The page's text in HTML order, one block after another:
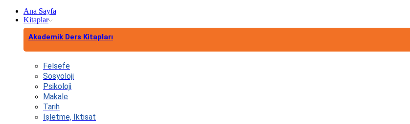
Ana Sayfa
Kitaplar
Akademik Ders Kitapları
Felsefe
Sosyoloji
Psikoloji
Makale
Tarih
İşletme, İktisat